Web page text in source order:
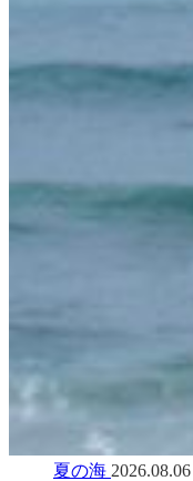
夏の海 2026.08.06